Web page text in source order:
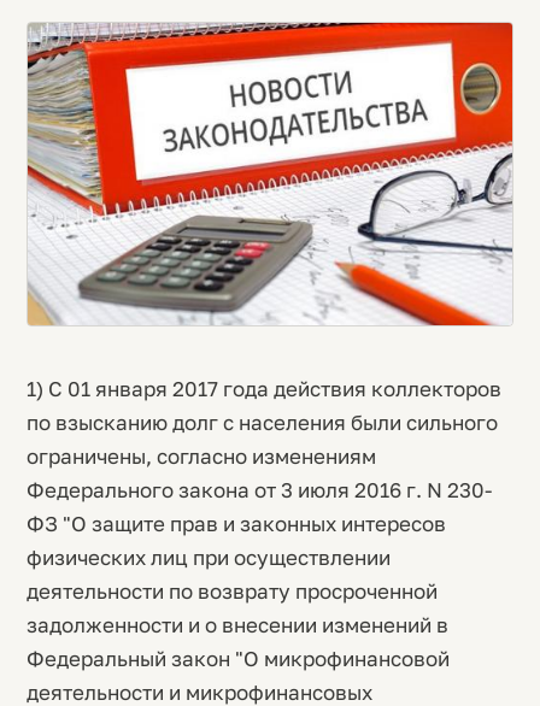
1) С 01 января 2017 года действия коллекторов
по взысканию долг с населения были сильного
ограничены, согласно изменениям
Федерального закона от 3 июля 2016 г. N 230-
ФЗ "О защите прав и законных интересов
физических лиц при осуществлении
деятельности по возврату просроченной
задолженности и о внесении изменений в
Федеральный закон "О микрофинансовой
деятельности и микрофинансовых